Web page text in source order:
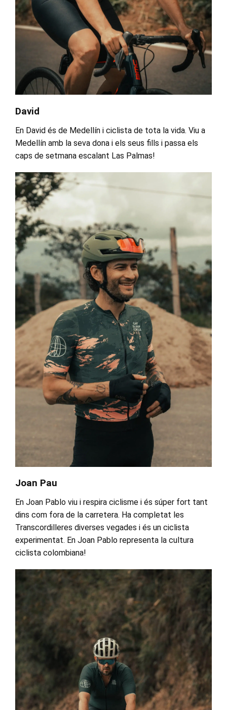
David
En David és de Medellín i ciclista de tota la vida. Viu a
Medellín amb la seva dona i els seus fills i passa els
caps de setmana escalant Las Palmas!
Joan Pau
En Joan Pablo viu i respira ciclisme i és súper fort tant
dins com fora de la carretera. Ha completat les
Transcordilleres diverses vegades i és un ciclista
experimentat. En Joan Pablo representa la cultura
ciclista colombiana!